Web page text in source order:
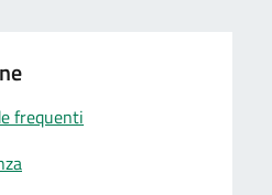
frequenti